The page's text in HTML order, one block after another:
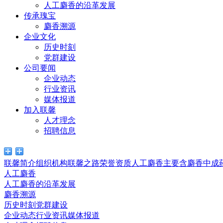
人工麝香的沿革发展
传承瑰宝
麝香溯源
企业文化
历史时刻
党群建设
公司要闻
企业动态
行业资讯
媒体报道
加入联馨
人才理念
招聘信息
联馨简介组织机构联馨之路荣誉资质人工麝香主要含麝香中成
人工麝香
人工麝香的沿革发展
麝香溯源
历史时刻 党群建设
企业动态行业资讯媒体报道